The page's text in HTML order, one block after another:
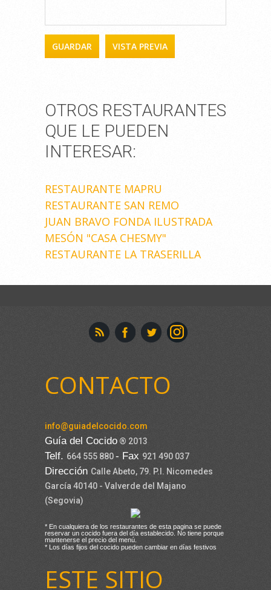
OTROS RESTAURANTES
QUE LE PUEDEN
INTERESAR:
RESTAURANTE MAPRU
RESTAURANTE SAN REMO
JUAN BRAVO FONDA ILUSTRADA
MESÓN "CASA CHESMY"
RESTAURANTE LA TRASERILLA
CONTACTO
info@guiadelcocido.com
Guía del Cocido ® 2013
Telf. 664 555 880- Fax 921 490 037
Dirección Calle Abeto, 79. P.I. Nicomedes
García 40140 - Valverde del Majano
(Segovia)
* En cualquiera de los restaurantes de esta pagina se puede
reservar un cocido fuera del día establecido. No tiene porque
mantenerse el precio del menú.
* Los días fijos del cocido pueden cambiar en días festivos
ESTE SITIO